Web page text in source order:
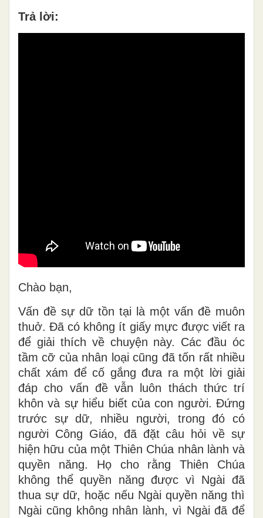
Trả lời:
Chào bạn,
Vấn đề sự dữ tồn tại là một vấn đề muôn
thuở. Đã có không ít giấy mực được viết ra
để giải thích về chuyện này. Các đầu óc
tầm cỡ của nhân loại cũng đã tốn rất nhiều
chất xám để cố gắng đưa ra một lời giải
đáp cho vấn đề vẫn luôn thách thức trí
khôn và sự hiểu biết của con người. Đứng
trước sự dữ, nhiều người, trong đó có
người Công Giáo, đã đặt câu hỏi về sự
hiện hữu của một Thiên Chúa nhân lành và
quyền năng. Họ cho rằng Thiên Chúa
không thể quyền năng được vì Ngài đã
thua sự dữ, hoặc nếu Ngài quyền năng thì
Ngài cũng không nhân lành, vì Ngài đã để